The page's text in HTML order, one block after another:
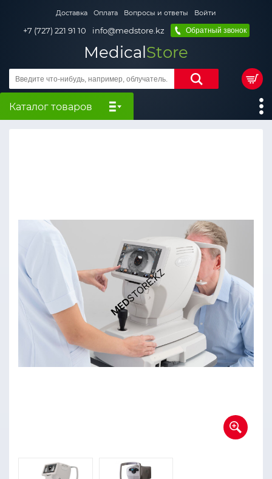
Доставка Оплата Вопросы и ответы Войти
+7 (727) 221 91 10 info@medstore.kz Обратный звонок
MedicalStore
Каталог товаров